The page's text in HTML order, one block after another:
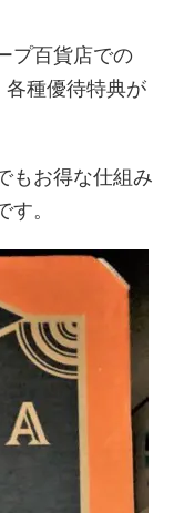
プ百貨店での
各種優待特典が
もお得な仕組み
。